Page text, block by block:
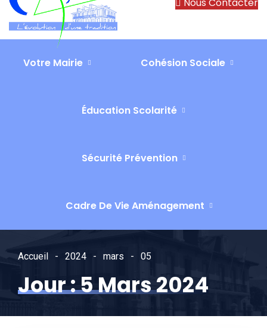
Le ministre David AMIEL en visite dans le centre-ville de
Nous Contacter
Votre Mairie Cohésion Sociale
Éducation Scolarité
Sécurité Prévention
Cadre De Vie Aménagement
Accueil 2024 mars 05
Jour :5 Mars 2024